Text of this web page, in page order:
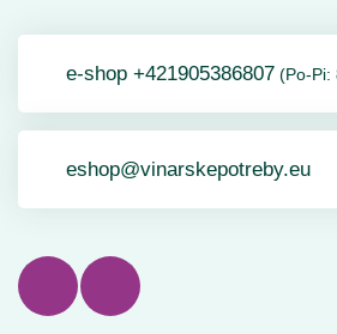
e-shop +421905386807 (Po-Pi:
eshop@vinarskepotreby.eu